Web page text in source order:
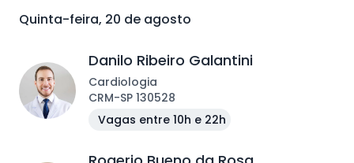
Quinta-feira, 20 de agosto
Danilo Ribeiro Galantini
Cardiologia
CRM-SP 130528
Vagas entre 10h e 22h